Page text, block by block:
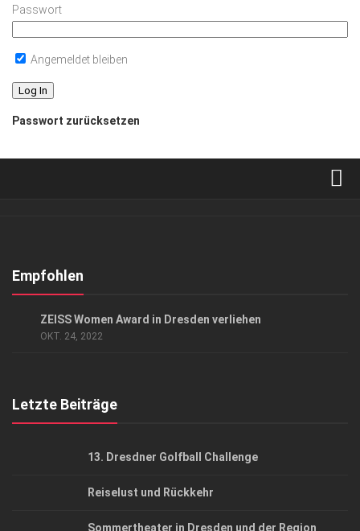
Passwort
Angemeldet bleiben
Passwort zurücksetzen
Kontakt, Impressum
Empfohlen
ZEISS Women Award in Dresden verliehen
OKT. 24, 2022
Letzte Beiträge
13. Dresdner Golfball Challenge
Reiselust und Rückkehr
Sommertheater in Dresden und der Region